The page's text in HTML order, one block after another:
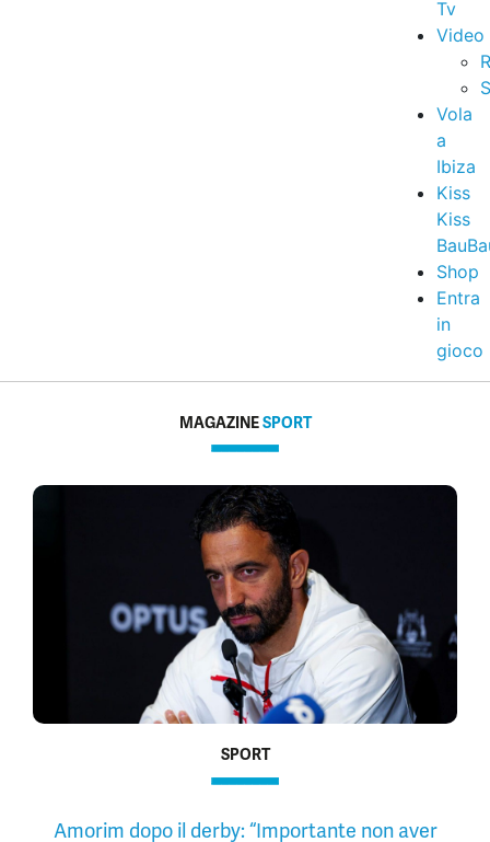
Tv
Video
Vola
a
Ibiza
Kiss
Kiss
Shop
Entra
in
gioco
MAGAZINESPORT
SPORT
Amorim dopo il derby: “Importante non aver